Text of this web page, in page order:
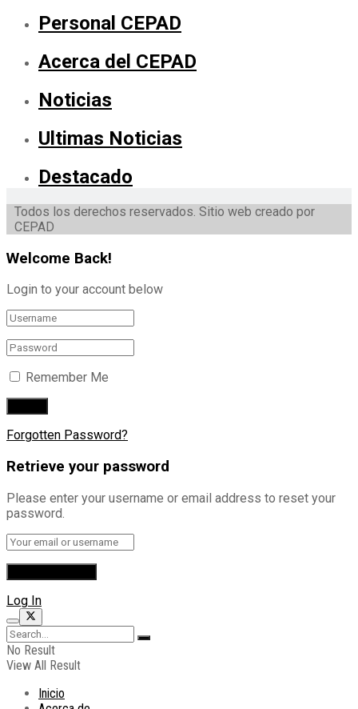
Personal CEPAD
Acerca del CEPAD
Noticias
Ultimas Noticias
Destacado
Todos los derechos reservados. Sitio web creado por
CEPAD
Welcome Back!
Login to your account below
Remember Me
Forgotten Password?
Retrieve your password
Please enter your username or email address to reset your
password.
Log In
No Result
View All Result
Inicio